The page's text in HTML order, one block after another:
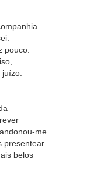
pouco.
me.
presentear
belos